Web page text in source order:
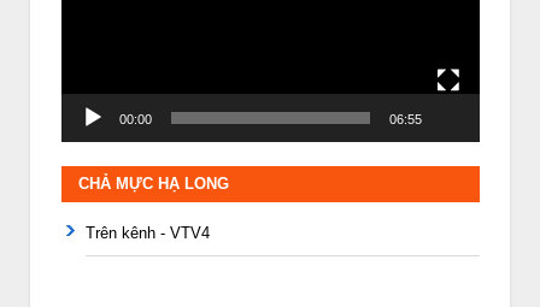
00:00 06:55
CHẢ MỰC HẠ LONG
Trên kênh - VTV4